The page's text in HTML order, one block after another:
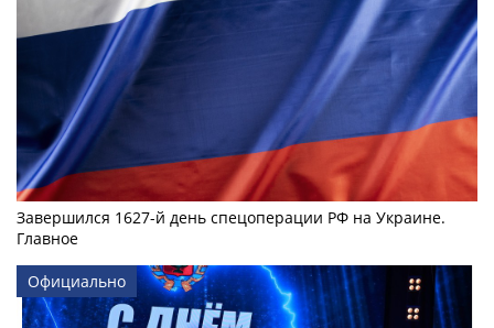
Завершился 1627-й день спецоперации РФ на Украине.
Главное
Официально